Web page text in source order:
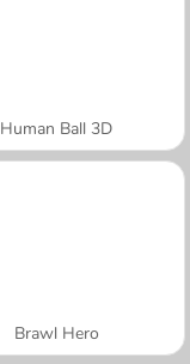
Human Ball 3D
Brawl Hero